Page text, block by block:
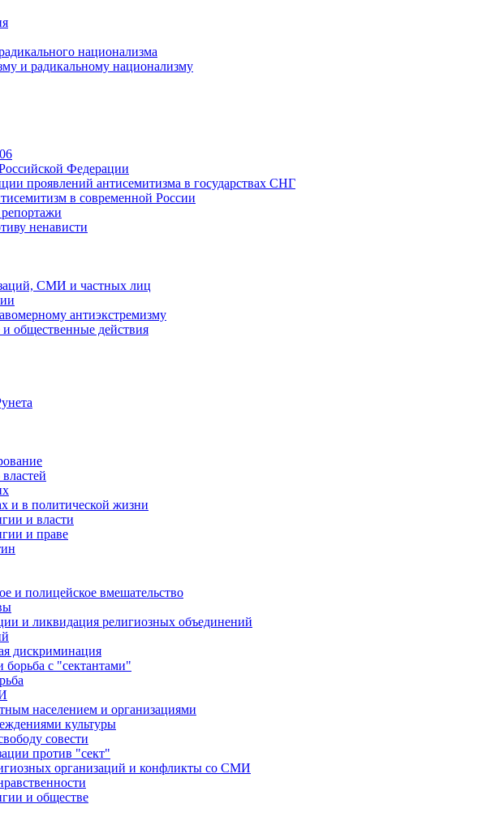
национализма
и радикальному национализму
Федерации
проявлений антисемитизма в государствах СНГ
в современной России
ненависти
СМИ и частных лиц
антиэкстремизму
общественные действия
и в политической жизни
и власти
и праве
и полицейское вмешательство
и ликвидация религиозных объединений
дискриминация
с "сектантами"
населением и организациями
культуры
совести
против "сект"
организаций и конфликты со СМИ
и обществе